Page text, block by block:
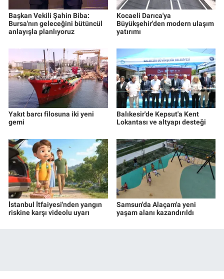
Başkan Vekili Şahin Biba:
Bursa'nın geleceğini bütüncül
anlayışla planlıyoruz
Kocaeli Darıca'ya
Büyükşehir'den modern ulaşım
yatırımı
Yakıt barcı filosuna iki yeni
gemi
Balıkesir'de Kepsut'a Kent
Lokantası ve altyapı desteği
İstanbul İtfaiyesi'nden yangın
riskine karşı videolu uyarı
Samsun'da Alaçam'a yeni
yaşam alanı kazandırıldı